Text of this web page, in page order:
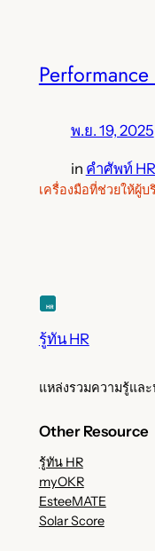
พ.ย. 19, 2025
in คำศัพท์
เครื่องมือที่ช่วยให้ผู้บ
รู้ทัน HR
แหล่งรวมความรู้แล
Other Resource
รู้ทัน HR
myOKR
EsteeMATE
Solar Score